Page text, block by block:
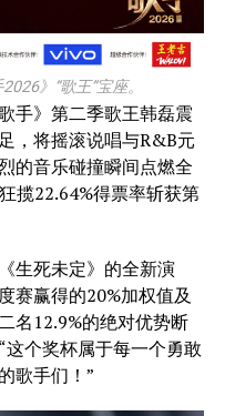
》“歌王”宝座。
手》第二季歌王韩磊震
，将摇滚说唱与R&B元
的音乐碰撞瞬间点燃全
揽22.64%得票率斩获第
生死未定》的全新演
赛赢得的20%加权值及
名12.9%的绝对优势断
个奖杯属于每一个勇敢
歌手们！”